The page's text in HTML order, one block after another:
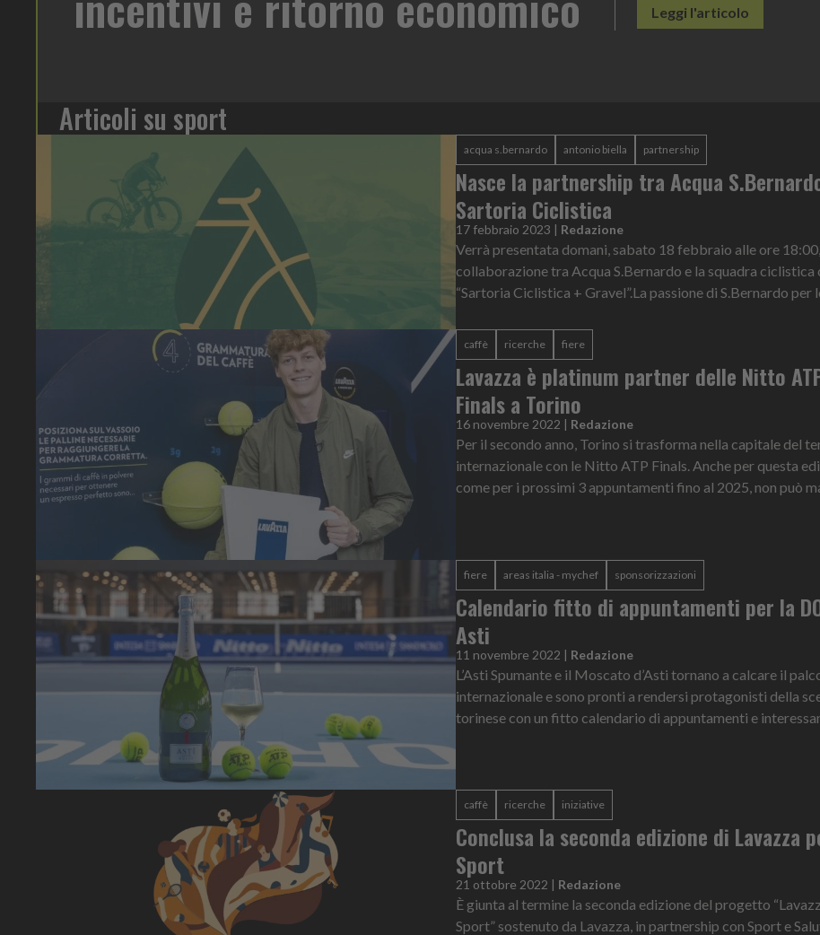
Articoli su sport
acqua s.bernardo antonio biella partnership
Nasce la partnership tra Acqua
Sartoria Ciclistica
17 febbraio 2023 | Redazione
Verrà presentata domani, sabato 18 febbraio alle ore
collaborazione tra Acqua S.Bernardo e la squadra ciclistica
“Sartoria Ciclistica + Gravel”.La passione di S.Bernardo per
caffè ricerche fiere
Lavazza è platinum partner delle Nitto
Finals a Torino
16 novembre 2022 | Redazione
Per il secondo anno, Torino si trasforma nella capitale del
internazionale con le Nitto ATP Finals. Anche per questa
come per i prossimi 3 appuntamenti fino al 2025, non può
fiere areas italia - mychef sponsorizzazioni
Calendario fitto di appuntamenti per la
Asti
11 novembre 2022 | Redazione
L’Asti Spumante e il Moscato d’Asti tornano a calcare il
internazionale e sono pronti a rendersi protagonisti della
torinese con un fitto calendario di appuntamenti e
caffè ricerche iniziative
Conclusa la seconda edizione di Lavazza
Sport
21 ottobre 2022 | Redazione
È giunta al termine la seconda edizione del progetto
Sport” sostenuto da Lavazza, in partnership con Sport e